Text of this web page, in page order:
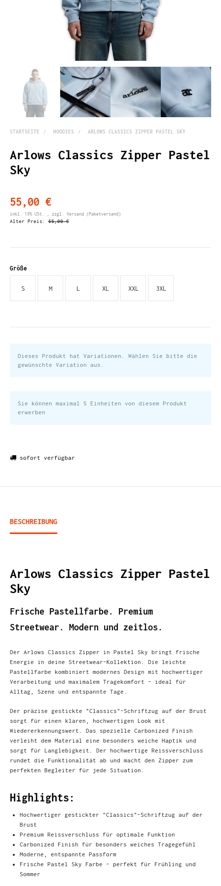
STARTSEITE HOODIES ARLOWS CLASSICS ZIPPER PASTEL SKY
Arlows Classics Zipper Pastel
Sky
55,00 €
inkl. 19% USt. , zzgl. Versand (Paketversand)
Alter Preis: 65,00 €
Größe
S M L XL XXL 3XL
Dieses Produkt hat Variationen. Wählen Sie bitte die
gewünschte Variation aus.
Sie können maximal 5 Einheiten von diesem Produkt
erwerben
sofort verfügbar
BESCHREIBUNG
Arlows Classics Zipper Pastel
Sky
Frische Pastellfarbe. Premium
Streetwear. Modern und zeitlos.
Der Arlows Classics Zipper in Pastel Sky bringt frische
Energie in deine Streetwear-Kollektion. Die leichte
Pastellfarbe kombiniert modernes Design mit hochwertiger
Verarbeitung und maximalem Tragekomfort - ideal für
Alltag, Szene und entspannte Tage.
Der präzise gestickte "Classics"-Schriftzug auf der Brust
sorgt für einen klaren, hochwertigen Look mit
Wiedererkennungswert. Das spezielle Carbonized Finish
verleiht dem Material eine besonders weiche Haptik und
sorgt für Langlebigkeit. Der hochwertige Reissverschluss
rundet die Funktionalität ab und macht den Zipper zum
perfekten Begleiter für jede Situation.
Highlights:
Hochwertiger gestickter "Classics"-Schriftzug auf der
Brust
Premium Reissverschluss für optimale Funktion
Carbonized Finish für besonders weiches Tragegefühl
Moderne, entspannte Passform
Frische Pastel Sky Farbe - perfekt für Frühling und
Sommer